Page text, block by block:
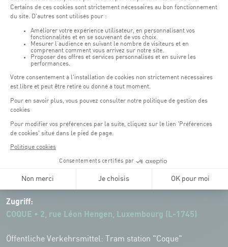
Öffnungszeiten von the Coque:
Zugriff:
COQUE • 2, rue Léon Hengen, Luxembourg (L-1745)
Öffentliche Verkehrsmittel: Tram station "Coque"